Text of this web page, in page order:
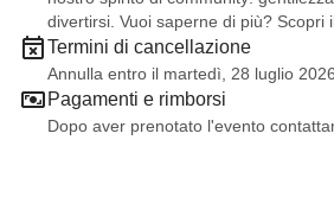
divertirsi. Vuoi saperne di più? Scopri
Termini di cancellazione
Annulla entro il martedì, 28 luglio
Pagamenti e rimborsi
Dopo aver prenotato l'evento